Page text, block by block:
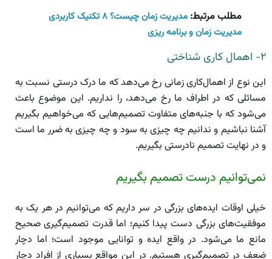
مطلب مرتبط:
مدیریت زمان چیست؟ ۸ تکنیک کاربردی
مدیریت زمان و برنامه ریزی
۲- اهمال کاری شناختی
این نوع از اهمال‌کاری زمانی رخ می‌دهد که ما درک درستی نسبت به
مسائلی که در اطراف ما رخ می‌دهد، را نداریم. این موضوع باعث
می‌شود که با جنبه‌های متفاوت تصمیم‌هایی که می‌خواهیم بگیریم
آشنا نباشیم و ندانیم چه چیزی به سود و چه چیزی به ضرر ما است
و در نهایت تصمیم نادرستی بگیریم.
نمی‌توانیم درست تصمیم بگیریم
خیلی اوقات ایده‌های بزرگی در سر داریم که می‌توانیم در هر یک به
موفقیت‌های بزرگی دست پیدا کنیم؛ اما قدرت تصمیم‌گیری صحیح
مانع ما می‌شود. در واقع ایده و توانایی موجود است؛ اما دچار
ضعف در تصمیم‌گیری هستیم. در این مواقع بسیاری از افراد دچار